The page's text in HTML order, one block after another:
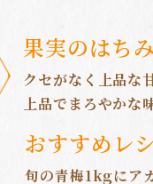
果実のはち
クセがなく上品な
上品でまろやかな
おすすめレ
旬の青梅1kgにア